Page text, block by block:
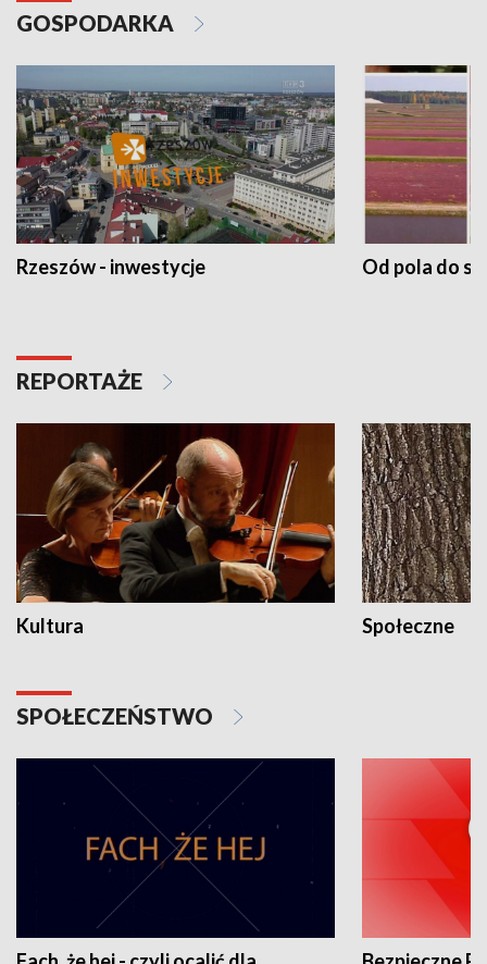
GOSPODARKA
Rzeszów - inwestycje Od pola do
REPORTAŻE
Kultura Społeczne
SPOŁECZEŃSTWO